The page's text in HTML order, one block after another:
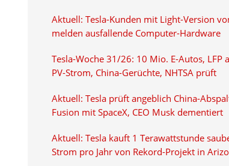
Aktuell: Tesla-Kunden mit Light-Version
melden ausfallende Computer-Hardware
Tesla-Woche 31/26: 10 Mio. E-Autos, LFP
PV-Strom, China-Gerüchte, NHTSA prüft
Aktuell: Tesla prüft angeblich China-
Fusion mit SpaceX, CEO Musk dementiert
Aktuell: Tesla kauft 1 Terawattstunde
Strom pro Jahr von Rekord-Projekt in